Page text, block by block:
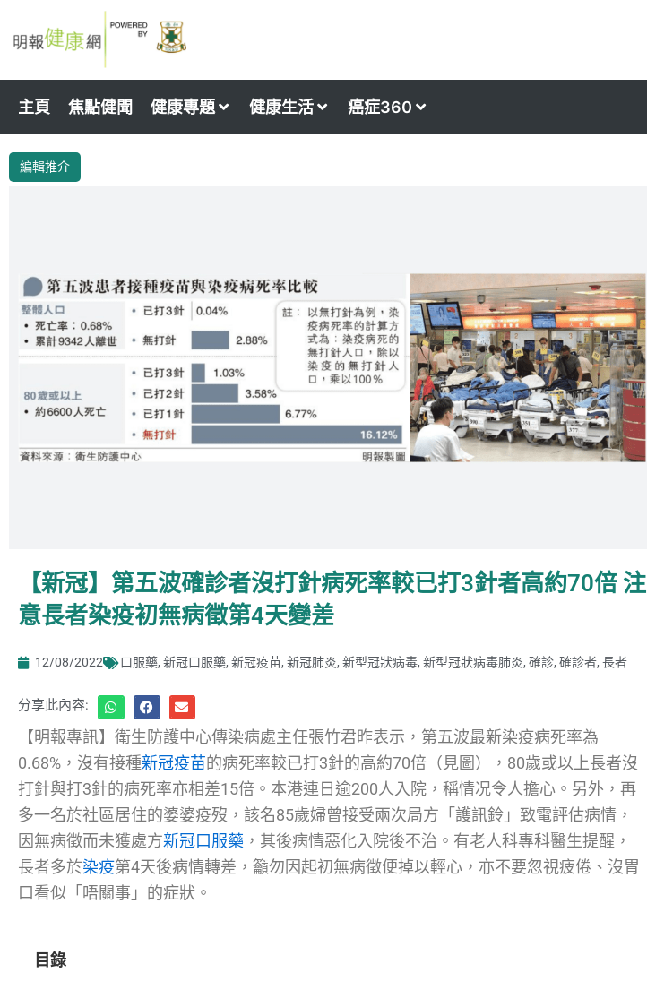
to
主頁 焦點健聞 健康專題 健康生活 癌症360
編輯推介
【新冠】第五波確診者沒打針病死率較已打3針者高約70倍 注
意長者染疫初無病徵第4天變差
12/08/2022 口服藥, 新冠口服藥, 新冠疫苗, 新冠肺炎, 新型冠狀病毒, 新型冠狀病毒肺炎, 確診, 確診者, 長者
分享此內容:
【明報專訊】衛生防護中心傳染病處主任張竹君昨表示，第五波最新染疫病死率為
0.68%，沒有接種新冠疫苗的病死率較已打3針的高約70倍（見圖），80歲或以上長者沒
打針與打3針的病死率亦相差15倍。本港連日逾200人入院，稱情况令人擔心。另外，再
多一名於社區居住的婆婆疫歿，該名85歲婦曾接受兩次局方「護訊鈴」致電評估病情，
因無病徵而未獲處方新冠口服藥 ，其後病情惡化入院後不治。有老人科專科醫生提醒，
長者多於染疫第4天後病情轉差，籲勿因起初無病徵便掉以輕心，亦不要忽視疲倦、沒胃
口看似「唔關事」的症狀。
目錄